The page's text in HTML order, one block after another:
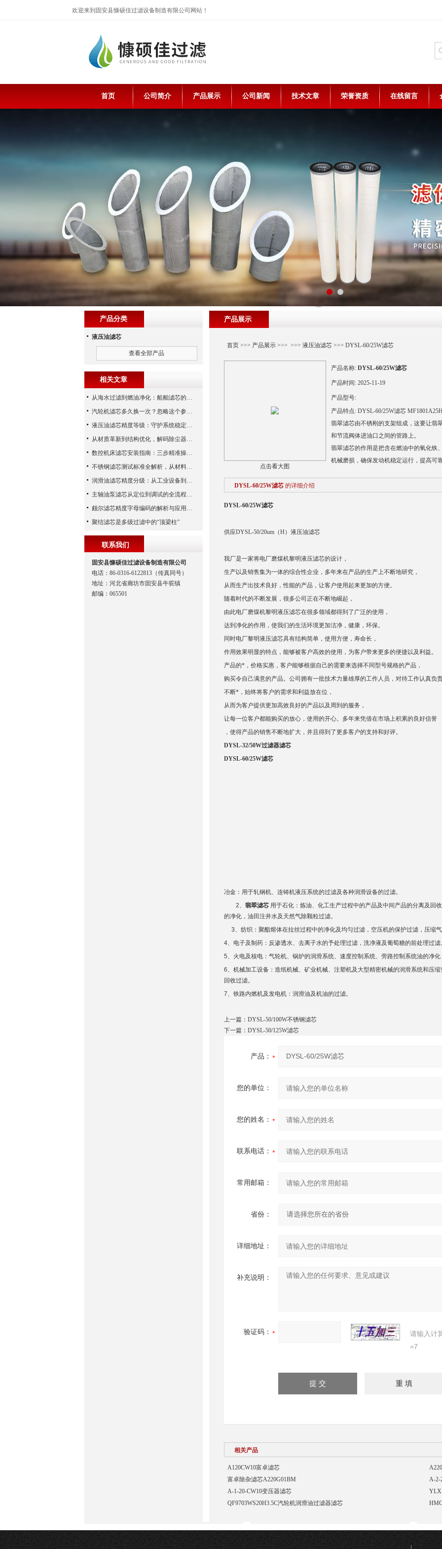
欢迎来到固安县慷硕佳过滤设备制造有限公司网站！
首页 公司简介 产品展示 公司新闻 技术文章 荣誉资质 在线留言
产品展示
首页>>> 产品展示>>> >>> 液压油滤芯>>> DYSL-60/25W滤芯
点击看大图
产品名称: DYSL-60/25W滤芯
产品时间: 2025-11-19
产品型号:
产品特点: DYSL-60/25W滤芯
翡翠滤芯由不锈刚的支架组成，这要让翡
和节流阀体进油口之间的管路上。
翡翠滤芯的作用是把含在燃油中的氧化铁
机械磨损，确保发动机稳定运行，提高可
DYSL-60/25W滤芯 的详细介绍
DYSL-60/25W滤芯
供应DYSL-50/20um（H）液压油滤芯
我厂是一家将电厂磨煤机黎明液压滤芯的设计，
生产以及销售集为一体的综合性企业，多年来在产品的生产上不断地研究，
从而生产出技术良好，性能的产品，让客户使用起来更加的方便。
随着时代的不断发展，很多公司正在不断地崛起，
由此电厂磨煤机黎明液压滤芯在很多领域都得到了广泛的使用，
达到净化的作用，使我们的生活环境更加洁净，健康，环保。
同时电厂黎明液压滤芯具有结构简单，使用方便，寿命长，
作用效果明显的特点，能够被客户高效的使用，为客户带来更多的便捷以及利益。
产品的*，价格实惠，客户能够根据自己的需要来选择不同型号规格的产品，
购买令自己满意的产品。公司拥有一批技术力量雄厚的工作人员，对待工作认真负
不断*，始终将客户的需求和利益放在位，
从而为客户提供更加高效良好的产品以及周到的服务，
让每一位客户都能购买的放心，使用的开心。多年来凭借在市场上积累的良好信誉
，使得产品的销售不断地扩大，并且得到了更多客户的支持和好评。
DYSL-32/50W过滤器滤芯
DYSL-60/25W滤芯
冶金：用于轧钢机、连铸机液压系统的过滤及各种润滑设备的过滤。
2、 翡翠滤芯用于石化：炼油、化工生产过程中的产品及中间产品的分离及回
的净化，油田注井水及天然气除颗粒过滤。
3、纺织：聚酯熔体在拉丝过程中的净化及均匀过滤，空压机的保护过滤，压缩
4、电子及制药：反渗透水、去离子水的予处理过滤，洗净液及葡萄糖的前处理过滤
5、火电及核电：气轮机、锅炉的润滑系统、速度控制系统、旁路控制系统油的净
6、机械加工设备：造纸机械、矿业机械、注塑机及大型精密机械的润滑系统和压
回收过滤。
7、铁路内燃机及发电机：润滑油及机油的过滤。
上一篇： DYSL-50/100W不锈钢滤芯
下一篇： DYSL-50/125W滤芯
产品：
您的单位：
您的姓名：
联系电话：
常用邮箱：
省份：
详细地址：
补充说明：
验证码：
请输入计
=7
相关产品
A120CW10富卓滤芯
富卓除杂滤芯A220G01BM
A-2-
A-1-20-CW10变压器滤芯
QF9703WS20H3.5C汽轮机润滑油过滤器滤芯
产品分类
液压油滤芯
查看全部产品
相关文章
从海水过滤到燃油净化：船舶滤芯的多场景应用解析
汽轮机滤芯多久换一次？忽略这个参数，机组非停损失可能上百万！
液压油滤芯精度等级：守护系统稳定与寿命的“微米标尺”
从材质革新到结构优化，解码除尘器滤芯性能跃升的核心逻辑
数控机床滤芯安装指南：三步精准操作，杜绝设备“亚健康”
不锈钢滤芯测试标准全解析，从材料性能到应用场景的严苛验证
润滑油滤芯精度分级：从工业设备到精密系统的过滤密码
主轴油泵滤芯从定位到调试的全流程解析
颇尔滤芯精度字母编码的解析与应用指南
聚结滤芯是多级过滤中的“顶梁柱”
联系我们
固安县慷硕佳过滤设备制造有限公司
电话：86-0316-6122813（传真同号）
地址：河北省廊坊市固安县牛驼镇
邮编：065501